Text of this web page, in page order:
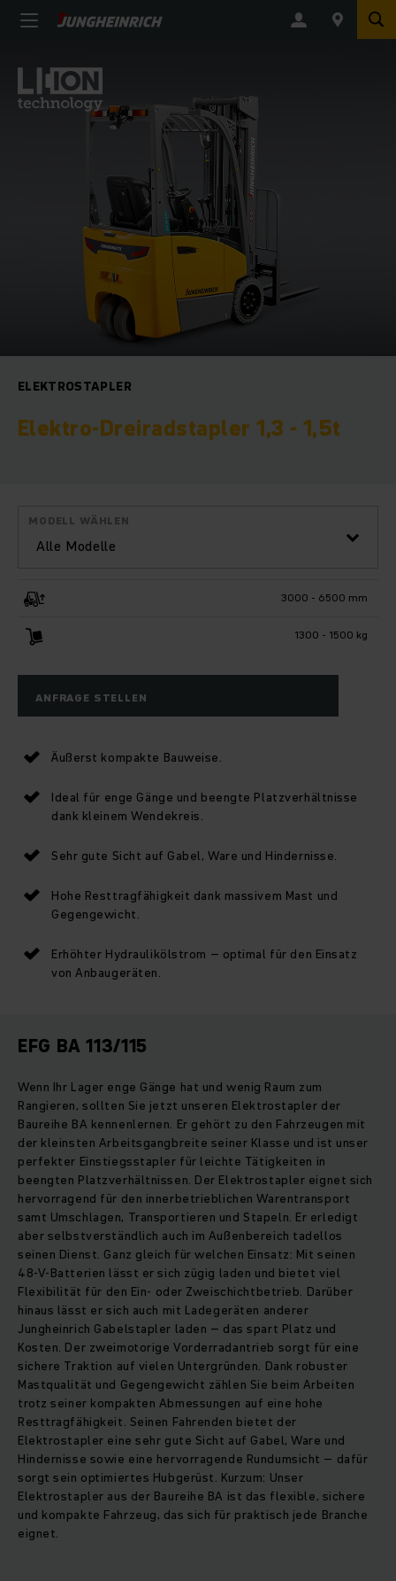
ELEKTROSTAPLER
Elektro-Dreiradstapler 1,3 - 1,5t
Alle Modelle
MODELL WÄHLEN
3000 - 6500 mm
1300 - 1500 kg
ANFRAGE STELLEN
Äußerst kompakte Bauweise.
Ideal für enge Gänge und beengte Platzverhältnisse
dank kleinem Wendekreis.
Sehr gute Sicht auf Gabel, Ware und Hindernisse.
Hohe Resttragfähigkeit dank massivem Mast und
Gegengewicht.
Erhöhter Hydraulikölstrom – optimal für den Einsatz
von Anbaugeräten.
EFG BA 113/115
Wenn Ihr Lager enge Gänge hat und wenig Raum zum
Rangieren, sollten Sie jetzt unseren Elektrostapler der
Baureihe BA kennenlernen. Er gehört zu den Fahrzeugen mit
der kleinsten Arbeitsgangbreite seiner Klasse und ist unser
perfekter Einstiegsstapler für leichte Tätigkeiten in
beengten Platzverhältnissen. Der Elektrostapler eignet sich
hervorragend für den innerbetrieblichen Warentransport
samt Umschlagen, Transportieren und Stapeln. Er erledigt
aber selbstverständlich auch im Außenbereich tadellos
seinen Dienst. Ganz gleich für welchen Einsatz: Mit seinen
48-V-Batterien lässt er sich zügig laden und bietet viel
Flexibilität für den Ein- oder Zweischichtbetrieb. Darüber
hinaus lässt er sich auch mit Ladegeräten anderer
Jungheinrich Gabelstapler laden – das spart Platz und
Kosten. Der zweimotorige Vorderradantrieb sorgt für eine
sichere Traktion auf vielen Untergründen. Dank robuster
Mastqualität und Gegengewicht zählen Sie beim Arbeiten
trotz seiner kompakten Abmessungen auf eine hohe
Resttragfähigkeit. Seinen Fahrenden bietet der
Elektrostapler eine sehr gute Sicht auf Gabel, Ware und
Hindernisse sowie eine hervorragende Rundumsicht – dafür
sorgt sein optimiertes Hubgerüst. Kurzum: Unser
Elektrostapler aus der Baureihe BA ist das flexible, sichere
und kompakte Fahrzeug, das sich für praktisch jede Branche
eignet.